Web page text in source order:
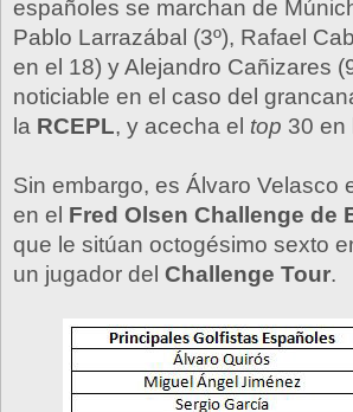
españoles se marchan de
Pablo Larrazábal (3º), Rafael
en el 18) y Alejandro Cañizares
noticiable en el caso del
la RCEPL, y acecha el top 30 en
Sin embargo, es Álvaro Velasco
en el Fred Olsen Challenge de
que le sitúan octogésimo sexto
un jugador del Challenge Tour.